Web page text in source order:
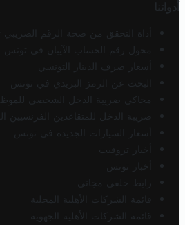
أدواتنا
أداة التحقق من صحة الرقم الضريبي
محول رقم الحساب الآيبان في تونس
أسعار صرف الدينار التونسي
البحث عن الرمز البريدي في تونس
محاكي ضريبة الدخل الشخصي
ضريبة الدخل للمتقاعدين الفرنسيين
أسعار السيارات الجديدة في تونس
أخبار تروفيت
أخبار تونس
رابط خلفي مجاني
قائمة الشركات الأهلية المحلية
قائمة الشركات الأهلية الجهوية